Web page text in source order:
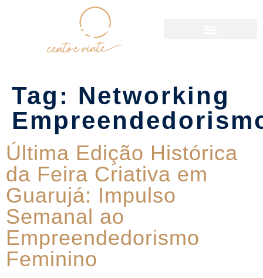
Tag: Networking
Última Edição Histórica
da Feira Criativa em
Guarujá: Impulso
Semanal ao
Empreendedorismo
Feminino